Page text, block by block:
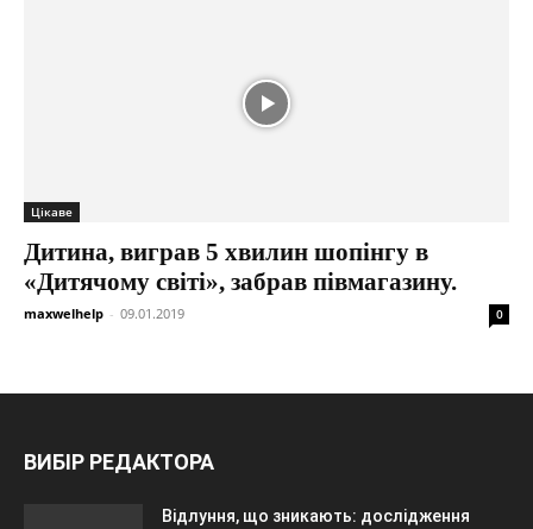
Цікаве
Дитина, виграв 5 хвилин шопінгу в
«Дитячому світі», забрав півмагазину.
maxwelhelp - 09.01.2019 0
ВИБІР РЕДАКТОРА
Відлуння, що зникають: дослідження